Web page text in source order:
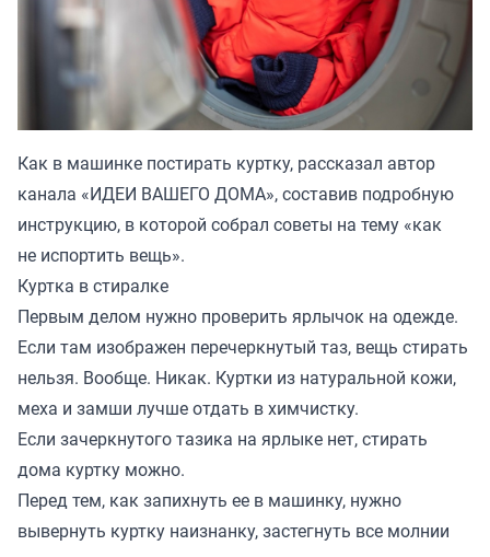
Как в машинке постирать куртку, рассказал автор
канала «ИДЕИ ВАШЕГО ДОМА», составив подробную
инструкцию, в которой собрал советы на тему «как
не испортить вещь».
Куртка в стиралке
Первым делом нужно проверить ярлычок на одежде.
Если там изображен перечеркнутый таз, вещь стирать
нельзя. Вообще. Никак. Куртки из натуральной кожи,
меха и замши лучше отдать в химчистку.
Если зачеркнутого тазика на ярлыке нет, стирать
дома куртку можно.
Перед тем, как запихнуть ее в машинку, нужно
вывернуть куртку наизнанку, застегнуть все молнии